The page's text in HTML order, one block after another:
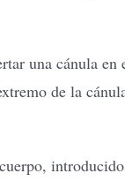
una cánula
de la